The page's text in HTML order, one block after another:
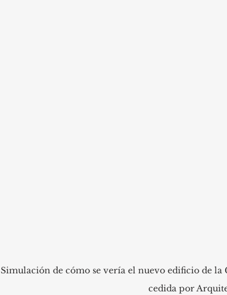
Simulación de cómo se vería el nuevo edificio de
cedida por